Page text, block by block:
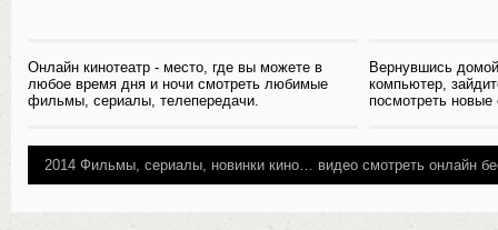
Онлайн кинотеатр - место, где вы можете в
любое время дня и ночи смотреть любимые
фильмы, сериалы, телепередачи.
Вернувшись
компьютер,
посмотреть
2014 Фильмы, сериалы, новинки кино… видео смотреть онлайн